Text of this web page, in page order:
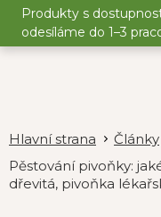
Přejít
obsah
Produkty s
odesíláme do 1–3
Články
Pěstování pivoňky:
dřevitá, pivoňka